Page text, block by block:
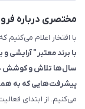
مختصری درباره
با افتخار اعلام می‌کنیم که
با برند معتبر " آرایشی و
سال‌ها تلاش و کوشش در
پیشرفت‌هایی که به
می‌کنیم. از ابتدای